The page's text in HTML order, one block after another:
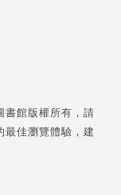
書館版權所有，請
最佳瀏覽體驗，建